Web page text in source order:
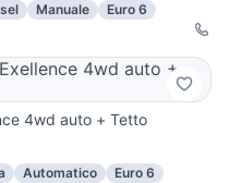
Manuale
Euro 6
4wd auto + Tetto
Automatico
Euro 6